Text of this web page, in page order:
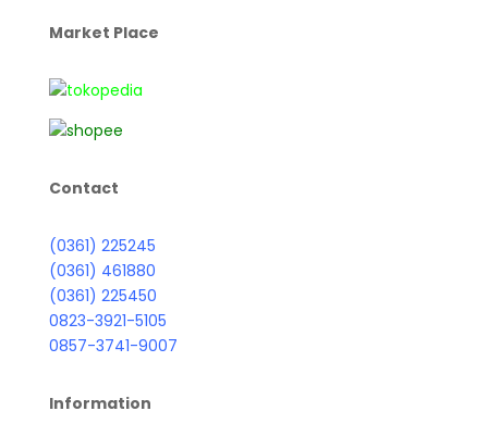
Market Place
Contact
(0361) 225245
(0361) 461880
(0361) 225450
0823-3921-5105
0857-3741-9007
Information